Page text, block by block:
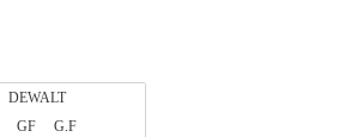
DEWALT
GF
G.F